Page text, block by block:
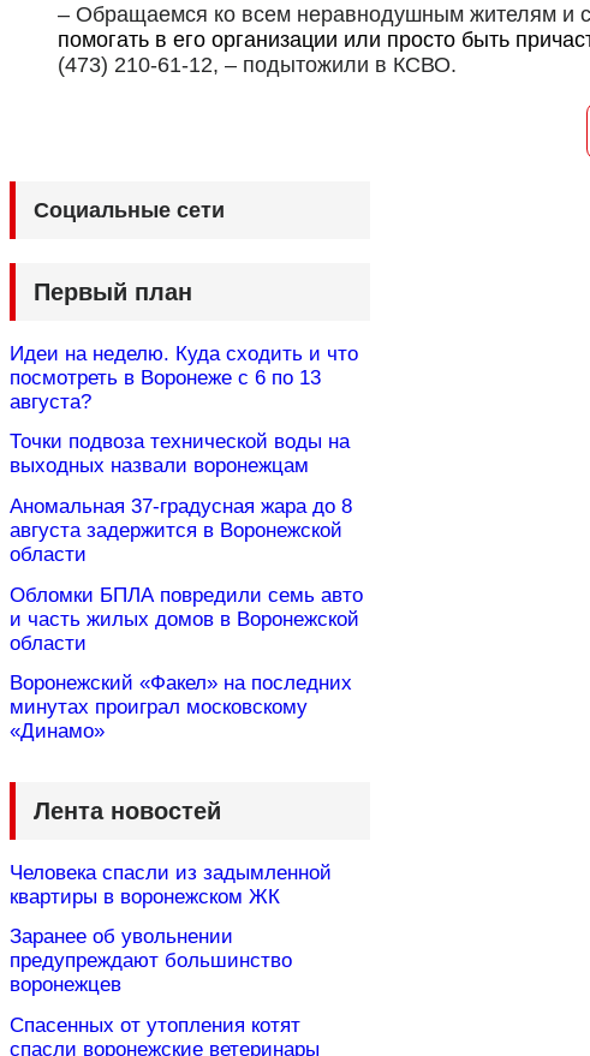
– Обращаемся ко всем неравнодушным жителям и
помогать в его организации или просто быть
(473) 210-61-12, – подытожили в КСВО.
Социальные сети
Первый план
Идеи на неделю. Куда сходить и что
посмотреть в Воронеже с 6 по 13
августа?
Точки подвоза технической воды на
выходных назвали воронежцам
Аномальная 37-градусная жара до 8
августа задержится в Воронежской
области
Обломки БПЛА повредили семь авто
и часть жилых домов в Воронежской
области
Воронежский «Факел» на последних
минутах проиграл московскому
«Динамо»
Лента новостей
Человека спасли из задымленной
квартиры в воронежском ЖК
Заранее об увольнении
предупреждают большинство
воронежцев
Спасенных от утопления котят
спасли воронежские ветеринары